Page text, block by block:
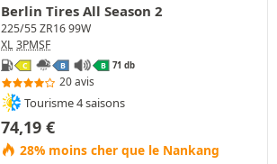
Berlin Tires All Season 2
225/55 ZR16 99W
XL 3PMSF
C B B 71 db
20 avis
Tourisme 4 saisons
74,19 €
28% moins cher que le Nankang